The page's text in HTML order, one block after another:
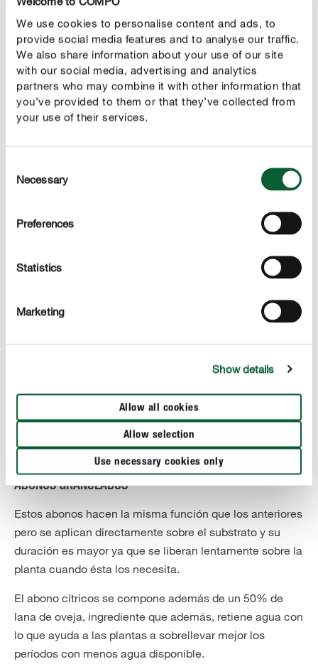
We use cookies to personalise content and ads, to
provide social media features and to analyse our traffic.
We also share information about your use of our site
with our social media, advertising and analytics
partners who may combine it with other information that
you’ve provided to them or that they’ve collected from
your use of their services.
Selection
Necessary
Preferences
Statistics
Marketing
Show details
Allow all cookies
Allow selection
Use necessary cookies only
NUTRE TU PEQUEÑO HUERTO CON
ABONOS LÍQUIDOS
Tenemos todo tipo de abonos líquidos perfectos para el
cultivo de tus plantas comestibles con ingredientes
100% vegetales. Estos productos son perfectos para
aquellos que cultivan su huerto en pequeños espacios y
inmediata y el uso de fertilizante refuerza la resistencia
plantas.
ABONOS GRANULADOS
Estos abonos hacen la misma función que los anteriores
pero se aplican directamente sobre el substrato y su
duración es mayor ya que se liberan lentamente sobre la
planta cuando ésta los necesita.
El abono cítricos se compone además de un 50% de
lana de oveja, ingrediente que además, retiene agua con
lo que ayuda a las plantas a sobrellevar mejor los
períodos con menos agua disponible.